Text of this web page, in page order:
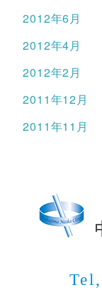
2012年6月
2012年4月
2012年2月
2011年12月
2011年11月
Tel,